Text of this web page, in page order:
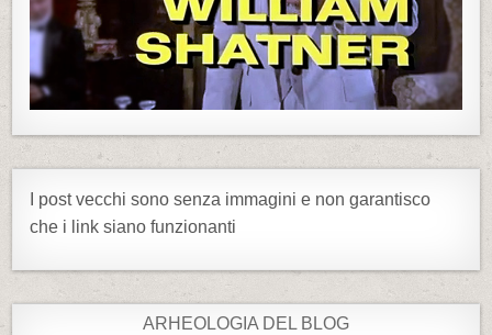
I post vecchi sono senza immagini e non garantisco
che i link siano funzionanti
ARHEOLOGIA DEL BLOG